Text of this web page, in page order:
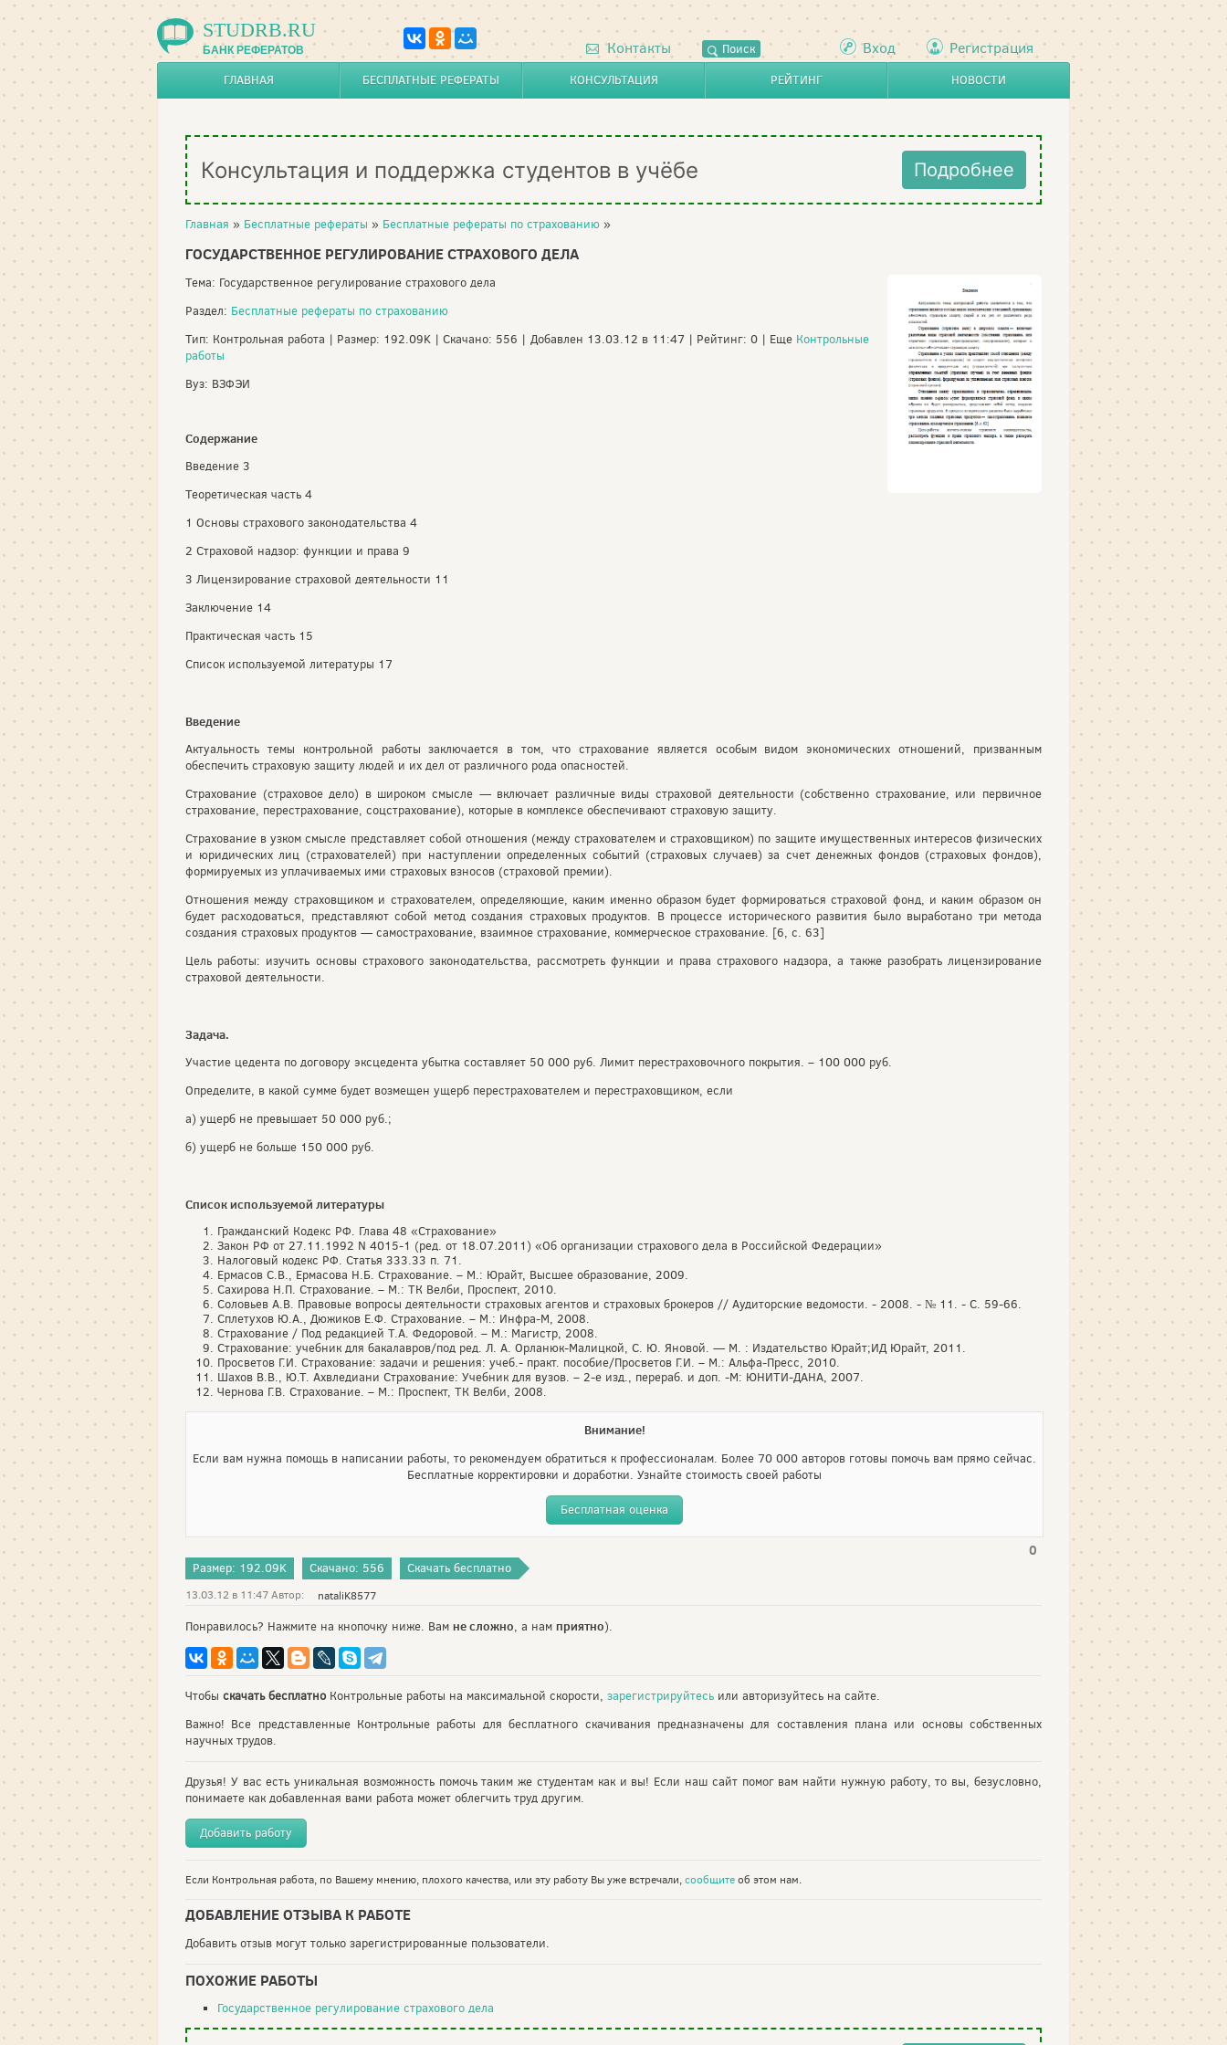
STUDRB.RU
БАНК РЕФЕРАТОВ Контакты Поиск Вход Регистрация
ГЛАВНАЯ БЕСПЛАТНЫЕ РЕФЕРАТЫ КОНСУЛЬТАЦИЯ РЕЙТИНГ НОВОСТИ
Консультация и поддержка студентов в учёбе Подробнее
Главная » Бесплатные рефераты » Бесплатные рефераты по страхованию »
ГОСУДАРСТВЕННОЕ РЕГУЛИРОВАНИЕ СТРАХОВОГО ДЕЛА
Тема: Государственное регулирование страхового дела
Раздел: Бесплатные рефераты по страхованию
Тип: Контрольная работа | Размер: 192.09K | Скачано: 556 | Добавлен 13.03.12 в 11:47 | Рейтинг: 0 | Еще Контрольные
работы
Вуз: ВЗФЭИ
Содержание
Введение 3
Теоретическая часть 4
1 Основы страхового законодательства 4
2 Страховой надзор: функции и права 9
3 Лицензирование страховой деятельности 11
Заключение 14
Практическая часть 15
Список используемой литературы 17
Введение
Актуальность темы контрольной работы заключается в том, что страхование является особым видом экономических отношений, призванным
обеспечить страховую защиту людей и их дел от различного рода опасностей.
Страхование (страховое дело) в широком смысле — включает различные виды страховой деятельности (собственно страхование, или первичное
страхование, перестрахование, соцстрахование), которые в комплексе обеспечивают страховую защиту.
Страхование в узком смысле представляет собой отношения (между страхователем и страховщиком) по защите имущественных интересов физических
и юридических лиц (страхователей) при наступлении определенных событий (страховых случаев) за счет денежных фондов (страховых фондов),
формируемых из уплачиваемых ими страховых взносов (страховой премии).
Отношения между страховщиком и страхователем, определяющие, каким именно образом будет формироваться страховой фонд, и каким образом он
будет расходоваться, представляют собой метод создания страховых продуктов. В процессе исторического развития было выработано три метода
создания страховых продуктов — самострахование, взаимное страхование, коммерческое страхование. [6, с. 63]
Цель работы: изучить основы страхового законодательства, рассмотреть функции и права страхового надзора, а также разобрать лицензирование
страховой деятельности.
Задача.
Участие цедента по договору эксцедента убытка составляет 50 000 руб. Лимит перестраховочного покрытия. – 100 000 руб.
Определите, в какой сумме будет возмещен ущерб перестрахователем и перестраховщиком, если
а) ущерб не превышает 50 000 руб.;
б) ущерб не больше 150 000 руб.
Список используемой литературы
Гражданский Кодекс РФ. Глава 48 «Страхование»
Закон РФ от 27.11.1992 N 4015-1 (ред. от 18.07.2011) «Об организации страхового дела в Российской Федерации»
Налоговый кодекс РФ. Статья 333.33 п. 71.
Ермасов С.В., Ермасова Н.Б. Страхование. – М.: Юрайт, Высшее образование, 2009.
Сахирова Н.П. Страхование. – М.: ТК Велби, Проспект, 2010.
Соловьев А.В. Правовые вопросы деятельности страховых агентов и страховых брокеров // Аудиторские ведомости. - 2008. - № 11. - С. 59-66.
Сплетухов Ю.А., Дюжиков Е.Ф. Страхование. – М.: Инфра-М, 2008.
Страхование / Под редакцией Т.А. Федоровой. – М.: Магистр, 2008.
Страхование: учебник для бакалавров/под ред. Л. А. Орланюк-Малицкой, С. Ю. Яновой. — М. : Издательство Юрайт;ИД Юрайт, 2011.
Просветов Г.И. Страхование: задачи и решения: учеб.- практ. пособие/Просветов Г.И. – М.: Альфа-Пресс, 2010.
Шахов В.В., Ю.Т. Ахвледиани Страхование: Учебник для вузов. – 2-е изд., перераб. и доп. -М: ЮНИТИ-ДАНА, 2007.
Чернова Г.В. Страхование. – М.: Проспект, ТК Велби, 2008.
Внимание!
Если вам нужна помощь в написании работы, то рекомендуем обратиться к профессионалам. Более 70 000 авторов готовы помочь вам прямо сейчас.
Бесплатные корректировки и доработки. Узнайте стоимость своей работы
Бесплатная оценка
0
Размер: 192.09K Скачано: 556 Скачать бесплатно
13.03.12 в 11:47 Автор: nataliK8577
Понравилось? Нажмите на кнопочку ниже. Вам не сложно, а нам приятно).
Чтобы скачать бесплатно Контрольные работы на максимальной скорости, зарегистрируйтесь или авторизуйтесь на сайте.
Важно! Все представленные Контрольные работы для бесплатного скачивания предназначены для составления плана или основы собственных
научных трудов.
Друзья! У вас есть уникальная возможность помочь таким же студентам как и вы! Если наш сайт помог вам найти нужную работу, то вы, безусловно,
понимаете как добавленная вами работа может облегчить труд другим.
Добавить работу
Если Контрольная работа, по Вашему мнению, плохого качества, или эту работу Вы уже встречали,сообщитеоб этом нам.
ДОБАВЛЕНИЕ ОТЗЫВА К РАБОТЕ
Добавить отзыв могут только зарегистрированные пользователи.
ПОХОЖИЕ РАБОТЫ
Государственное регулирование страхового дела